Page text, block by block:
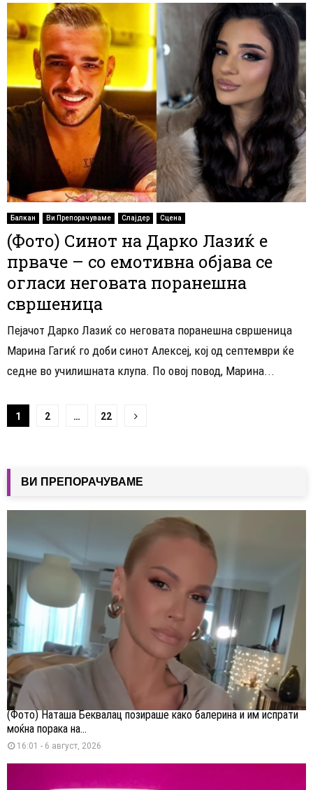
Балкан Ви Препорачуваме Слајдер Сцена
(Фото) Синот на Дарко Лазиќ е
прваче – со емотивна објава се
огласи неговата поранешна
свршеница
Пејачот Дарко Лазиќ со неговата поранешна свршеница
Марина Гагиќ го доби синот Алексеј, кој од септември ќе
седне во училишната клупа. По овој повод, Марина...
Навигација
написи
1 2 … 22
ВИ ПРЕПОРАЧУВАМЕ
(Фото) Наташа Беквалац позираше како балерина и им испрати
моќна порака на...
16:01 - 6 август, 2026